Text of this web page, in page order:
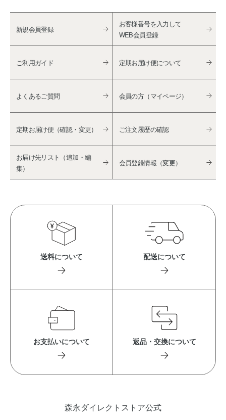
新規会員登録
お客様番号を入力して
WEB会員登録
ご利用ガイド 定期お届け便について
よくあるご質問 会員の方（マイページ）
定期お届け便（確認・変更） ご注文履歴の確認
お届け先リスト（追加・編
集）
会員登録情報（変更）
送料について 配送について
お支払いについて 返品・交換について
森永ダイレクトストア公式